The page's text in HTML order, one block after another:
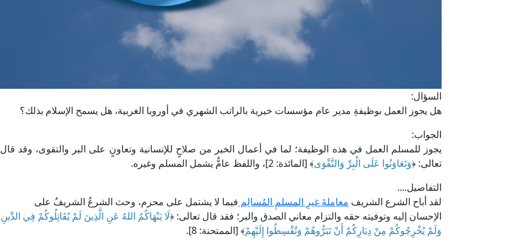
السؤال:
هل يجوز العمل بوظيفةِ مدير عام مؤسسات خيرية بالراتب الشهري في أوروبا الغربية، هل يسمح الإسلام بذلك؟
الجواب:
يجوز للمسلم العمل في هذه الوظيفة؛ لما في أعمال الخير من صلاحٍ للإنسانية وتعاونٍ على البر والتقوى، وقد قال
تعالى: ﴿وَتَعَاوَنُوا عَلَى الْبِرِّ وَالتَّقْوَى﴾ [المائدة: 2]، واللفظ عامٌّ يشمل المسلم وغيره.
التفاصيل....
لقد أباح الشرع الشريف معاملةَ غيرِ المسلمِ المُسالِم فيما لا يشتمل على محرم، وحث الشرعُ الشريفُ على
الإحسان إليه وتوفيته حقه والتزام معاني الصدق والبر؛ فقد قال تعالى: ﴿لَا يَنْهَاكُمُ اللهُ عَنِ الَّذِينَ لَمْ يُقَاتِلُوكُمْ فِي الدِّينِ
وَلَمْ يُخْرِجُوكُمْ مِنْ دِيَارِكُمْ أَنْ تَبَرُّوهُمْ وَتُقْسِطُوا إِلَيْهِمْ﴾ [الممتحنة: 8].